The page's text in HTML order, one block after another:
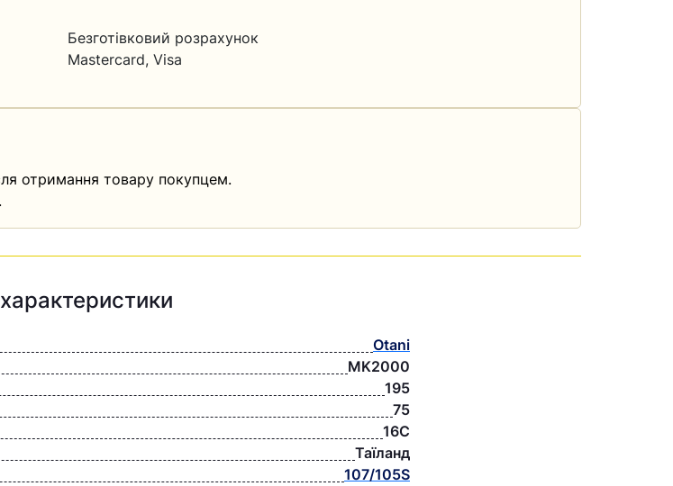
Безготівковий розрахунок
Mastercard, Visa
отримання товару покупцем.
характеристики
Otani
MK2000
195
75
16C
Таїланд
107/105S